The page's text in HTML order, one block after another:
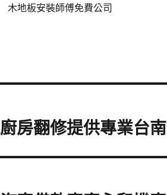
木地板安裝師傅免費公司
房翻修提供專業台